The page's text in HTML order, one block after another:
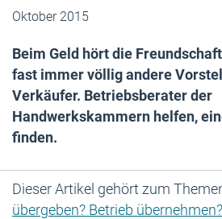
Oktober 2015
Beim Geld hört die
fast immer völlig andere
Verkäufer. Betriebsberater der
Handwerkskammern helfen,
finden.
Dieser Artikel gehört zum
übergeben? Betrieb übernehmen?